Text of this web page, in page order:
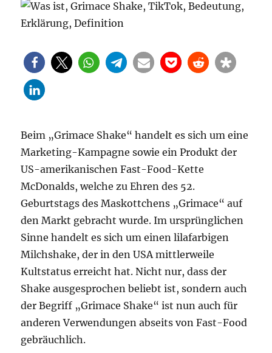
Beim „Grimace Shake“ handelt es sich um eine
Marketing-Kampagne sowie ein Produkt der
US-amerikanischen Fast-Food-Kette
McDonalds, welche zu Ehren des 52.
Geburtstags des Maskottchens „Grimace“ auf
den Markt gebracht wurde. Im ursprünglichen
Sinne handelt es sich um einen lilafarbigen
Milchshake, der in den USA mittlerweile
Kultstatus erreicht hat. Nicht nur, dass der
Shake ausgesprochen beliebt ist, sondern auch
der Begriff „Grimace Shake“ ist nun auch für
anderen Verwendungen abseits von Fast-Food
gebräuchlich.